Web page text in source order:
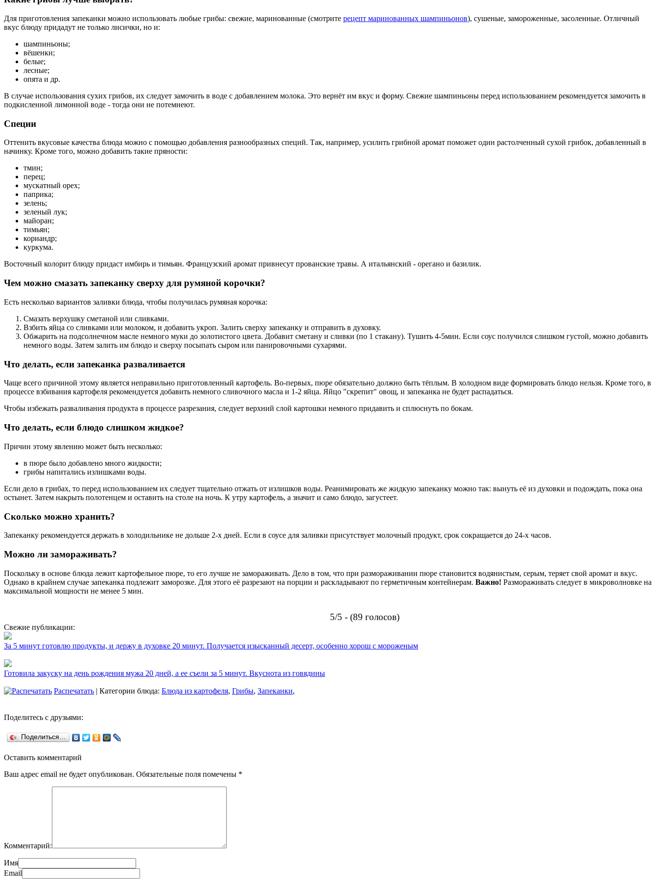
Для приготовления запеканки можно использовать любые грибы: свежие, маринованные (смотрите рецепт маринованных шампиньонов), сушеные, замороженные, засоленные. Отличный
вкус блюду придадут не только лисички, но и:
шампиньоны;
вёшенки;
белые;
лесные;
опята и др.
В случае использования сухих грибов, их следует замочить в воде с добавлением молока. Это вернёт им вкус и форму. Свежие шампиньоны перед использованием рекомендуется замочить в
подкисленной лимонной воде - тогда они не потемнеют.
Специи
Оттенить вкусовые качества блюда можно с помощью добавления разнообразных специй. Так, например, усилить грибной аромат поможет один растолченный сухой грибок, добавленный в
начинку. Кроме того, можно добавить такие пряности:
тмин;
перец;
мускатный орех;
паприка;
зелень;
зеленый лук;
майоран;
тимьян;
кориандр;
куркума.
Восточный колорит блюду придаст имбирь и тимьян. Французский аромат привнесут прованские травы. А итальянский - орегано и базилик.
Чем можно смазать запеканку сверху для румяной корочки?
Есть несколько вариантов заливки блюда, чтобы получилась румяная корочка:
Смазать верхушку сметаной или сливками.
Взбить яйца со сливками или молоком, и добавить укроп. Залить сверху запеканку и отправить в духовку.
Обжарить на подсолнечном масле немного муки до золотистого цвета. Добавит сметану и сливки (по 1 стакану). Тушить 4-5мин. Если соус получился слишком густой, можно добавить
немного воды. Затем залить им блюдо и сверху посыпать сыром или панировочными сухарями.
Что делать, если запеканка разваливается
Чаще всего причиной этому является неправильно приготовленный картофель. Во-первых, пюре обязательно должно быть тёплым. В холодном виде формировать блюдо нельзя. Кроме того, в
процессе взбивания картофеля рекомендуется добавить немного сливочного масла и 1-2 яйца. Яйцо "скрепит" овощ, и запеканка не будет распадаться.
Чтобы избежать разваливания продукта в процессе разрезания, следует верхний слой картошки немного придавить и сплюснуть по бокам.
Что делать, если блюдо слишком жидкое?
Причин этому явлению может быть несколько:
в пюре было добавлено много жидкости;
грибы напитались излишками воды.
Если дело в грибах, то перед использованием их следует тщательно отжать от излишков воды. Реанимировать же жидкую запеканку можно так: вынуть её из духовки и подождать, пока она
остынет. Затем накрыть полотенцем и оставить на столе на ночь. К утру картофель, а значит и само блюдо, загустеет.
Сколько можно хранить?
Запеканку рекомендуется держать в холодильнике не дольше 2-х дней. Если в соусе для заливки присутствует молочный продукт, срок сокращается до 24-х часов.
Можно ли замораживать?
Поскольку в основе блюда лежит картофельное пюре, то его лучше не замораживать. Дело в том, что при размораживании пюре становится водянистым, серым, теряет свой аромат и вкус.
Однако в крайнем случае запеканка подлежит заморозке. Для этого её разрезают на порции и раскладывают по герметичным контейнерам. Важно! Размораживать следует в микроволновке на
максимальной мощности не менее 5 мин.
5/5 - (89 голосов)
Свежие публикации:
За 5 минут готовлю продукты, и держу в духовке 20 минут. Получается изысканный десерт, особенно хорош с мороженым
Готовила закуску на день рождения мужа 20 дней, а ее съели за 5 минут. Вкуснота из говядины
Распечатать | Категории блюда: Блюда из картофеля, Грибы, Запеканки,
Поделитесь с друзьями:
Поделиться…
Оставить комментарий
Ваш адрес email не будет опубликован. Обязательные поля помечены *
Комментарий:
Имя
Email